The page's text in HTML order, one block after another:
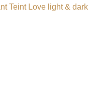
Teint Love light & dark